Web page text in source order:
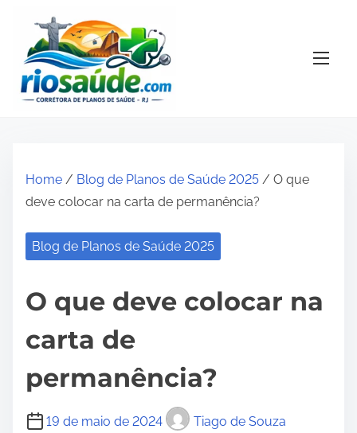
Home / Blog de Planos de Saúde 2025 / O que
deve colocar na carta de permanência?
Blog de Planos de Saúde 2025
O que deve colocar na
carta de
permanência?
19 de maio de 2024 Tiago de Souza